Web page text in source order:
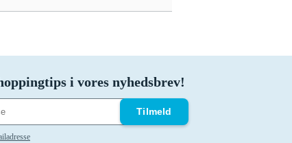
i vores nyhedsbrev!
Tilmeld